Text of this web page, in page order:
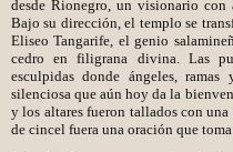
desde Rionegro, un visionario con
Bajo su dirección, el templo se
Eliseo Tangarife, el genio
cedro en filigrana divina. Las
esculpidas donde ángeles,
silenciosa que aún hoy da la
y los altares fueron tallados con
de cincel fuera una oración que toma